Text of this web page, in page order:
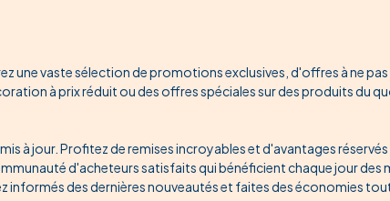
une vaste sélection de promotions exclusives, d'offres à ne
à prix réduit ou des offres spéciales sur des produits du
à jour. Profitez de remises incroyables et d'avantages réservés
d'acheteurs satisfaits qui bénéficient chaque jour des
des dernières nouveautés et faites des économies